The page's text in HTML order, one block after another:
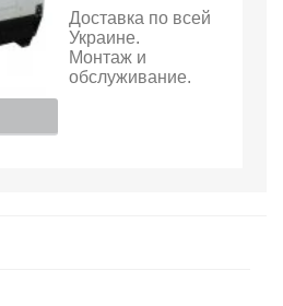
Доставка по всей
Украине.
Монтаж и
обслуживание.